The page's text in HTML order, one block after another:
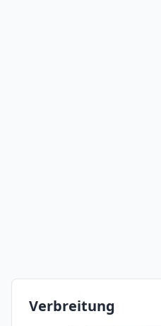
Verbreitung